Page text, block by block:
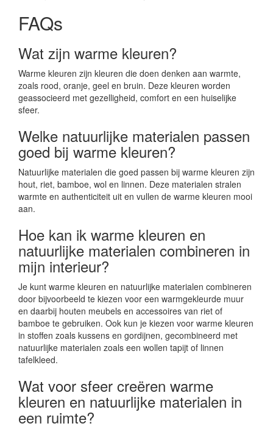
FAQs
Wat zijn warme kleuren?
Warme kleuren zijn kleuren die doen denken aan warmte,
zoals rood, oranje, geel en bruin. Deze kleuren worden
geassocieerd met gezelligheid, comfort en een huiselijke
sfeer.
Welke natuurlijke materialen passen
goed bij warme kleuren?
Natuurlijke materialen die goed passen bij warme kleuren zijn
hout, riet, bamboe, wol en linnen. Deze materialen stralen
warmte en authenticiteit uit en vullen de warme kleuren mooi
aan.
Hoe kan ik warme kleuren en
natuurlijke materialen combineren in
mijn interieur?
Je kunt warme kleuren en natuurlijke materialen combineren
door bijvoorbeeld te kiezen voor een warmgekleurde muur
en daarbij houten meubels en accessoires van riet of
bamboe te gebruiken. Ook kun je kiezen voor warme kleuren
in stoffen zoals kussens en gordijnen, gecombineerd met
natuurlijke materialen zoals een wollen tapijt of linnen
tafelkleed.
Wat voor sfeer creëren warme
kleuren en natuurlijke materialen in
een ruimte?